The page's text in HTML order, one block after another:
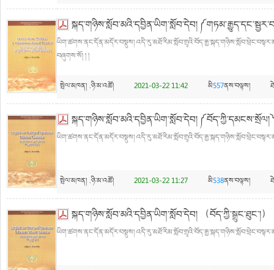
སྐད་གཉིས་སློབ་མའི་དབྱིན་ཡིག་སློབ་དེབ།
ཡིག་ཚགས་ནང་དོན་མདོར་བསྡུས།
བཞུགས་སོ། ། །
སྤེལ་མཁན། .ཉི་མ་འཚོ། 2021-03-22 11:42 མི557ནས་བལྟས།
སྐད་གཉིས་སློབ་མའི་དབྱིན་ཡིག་སློབ་དེབ།
ཡིག་ཚགས་ནང་དོན་མདོར་བསྡུས།
སྤེལ་མཁན། .ཉི་མ་འཚོ། 2021-03-22 11:27 མི538ནས་བལྟས།
སྐད་གཉིས་སློབ་མའི་དབྱིན་ཡིག་སློབ་དེབ། （བོད་ཀྱི་སྒྲུང་ཐུང་།）
ཡིག་ཚགས་ནང་དོན་མདོར་བསྡུས།